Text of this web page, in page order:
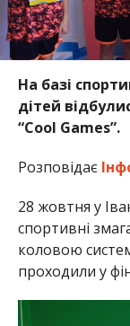
На базі
дітей
“Cool Games”.
Розповідає
28 жовтня у
спортивні
коловою
проходили у